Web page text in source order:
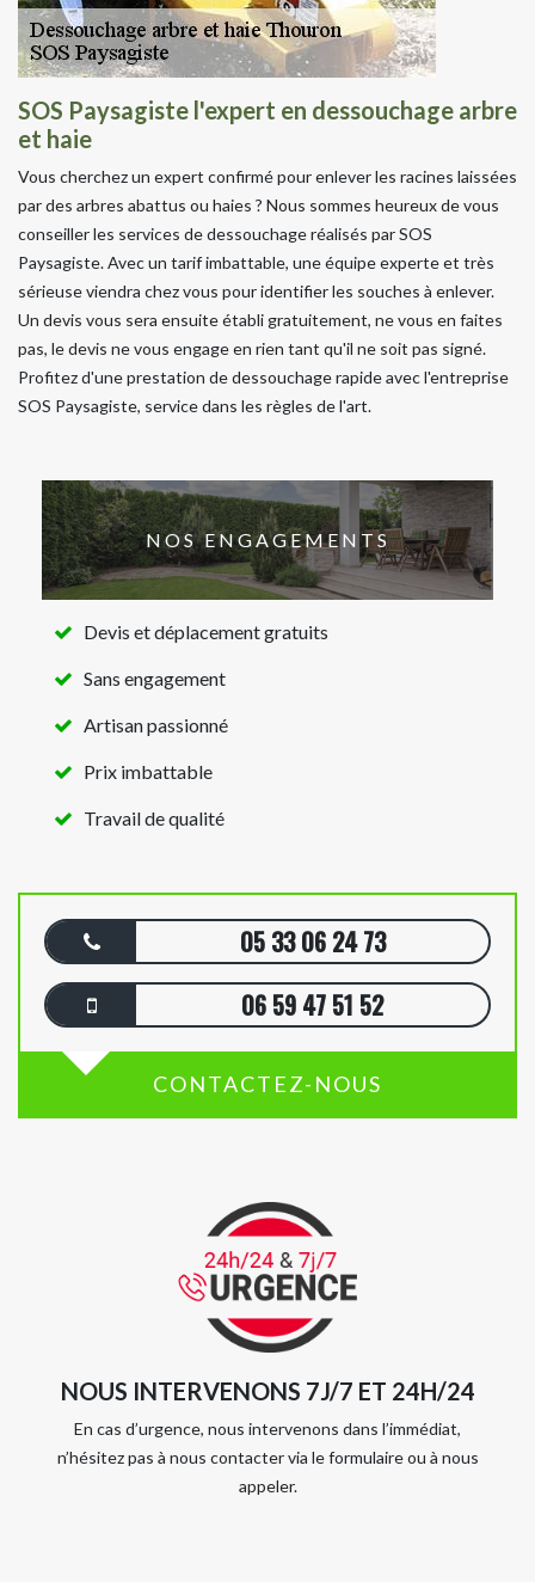
SOS Paysagiste l'expert en dessouchage arbre
et haie
Vous cherchez un expert confirmé pour enlever les racines laissées
par des arbres abattus ou haies ? Nous sommes heureux de vous
conseiller les services de dessouchage réalisés par SOS
Paysagiste. Avec un tarif imbattable, une équipe experte et très
sérieuse viendra chez vous pour identifier les souches à enlever.
Un devis vous sera ensuite établi gratuitement, ne vous en faites
pas, le devis ne vous engage en rien tant qu'il ne soit pas signé.
Profitez d'une prestation de dessouchage rapide avec l'entreprise
SOS Paysagiste, service dans les règles de l'art.
NOS ENGAGEMENTS
Devis et déplacement gratuits
Sans engagement
Artisan passionné
Prix imbattable
Travail de qualité
05 33 06 24 73
06 59 47 51 52
CONTACTEZ-NOUS
NOUS INTERVENONS 7J/7 ET 24H/24
En cas d’urgence, nous intervenons dans l’immédiat,
n’hésitez pas à nous contacter via le formulaire ou à nous
appeler.